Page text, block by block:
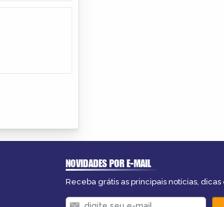
NOVIDADES POR E-MAIL
Receba grátis as principais notícias,